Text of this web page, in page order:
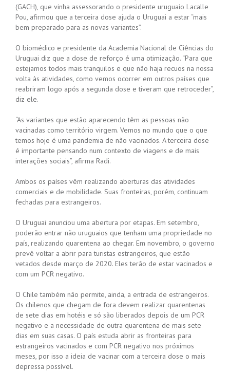
(GACH), que vinha assessorando o presidente uruguaio Lacalle
Pou, afirmou que a terceira dose ajuda o Uruguai a estar “mais
bem preparado para as novas variantes”.
O biomédico e presidente da Academia Nacional de Ciências do
Uruguai diz que a dose de reforço é uma otimização. “Para que
estejamos todos mais tranquilos e que não haja recuos na nossa
volta às atividades, como vemos ocorrer em outros países que
reabriram logo após a segunda dose e tiveram que retroceder”,
diz ele.
“As variantes que estão aparecendo têm as pessoas não
vacinadas como território virgem. Vemos no mundo que o que
temos hoje é uma pandemia de não vacinados. A terceira dose
é importante pensando num contexto de viagens e de mais
interações sociais”, afirma Radi.
Ambos os países vêm realizando aberturas das atividades
comerciais e de mobilidade. Suas fronteiras, porém, continuam
fechadas para estrangeiros.
O Uruguai anunciou uma abertura por etapas. Em setembro,
poderão entrar não uruguaios que tenham uma propriedade no
país, realizando quarentena ao chegar. Em novembro, o governo
prevê voltar a abrir para turistas estrangeiros, que estão
vetados desde março de 2020. Eles terão de estar vacinados e
com um PCR negativo.
O Chile também não permite, ainda, a entrada de estrangeiros.
Os chilenos que chegam de fora devem realizar quarentenas
de sete dias em hotéis e só são liberados depois de um PCR
negativo e a necessidade de outra quarentena de mais sete
dias em suas casas. O país estuda abrir as fronteiras para
estrangeiros vacinados e com PCR negativo nos próximos
meses, por isso a ideia de vacinar com a terceira dose o mais
depressa possível.